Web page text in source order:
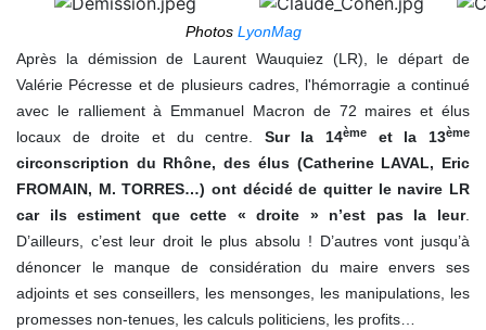
Photos LyonMag
Après la démission de Laurent Wauquiez (LR), le départ de
Valérie Pécresse et de plusieurs cadres, l'hémorragie a continué
avec le ralliement à Emmanuel Macron de 72 maires et élus
locaux de droite et du centre. Sur la 14ème et la 13ème
circonscription du Rhône, des élus (Catherine LAVAL, Eric
FROMAIN, M. TORRES…) ont décidé de quitter le navire LR
car ils estiment que cette « droite » n’est pas la leur.
D’ailleurs, c’est leur droit le plus absolu ! D’autres vont jusqu’à
dénoncer le manque de considération du maire envers ses
adjoints et ses conseillers, les mensonges, les manipulations, les
promesses non-tenues, les calculs politiciens, les profits…